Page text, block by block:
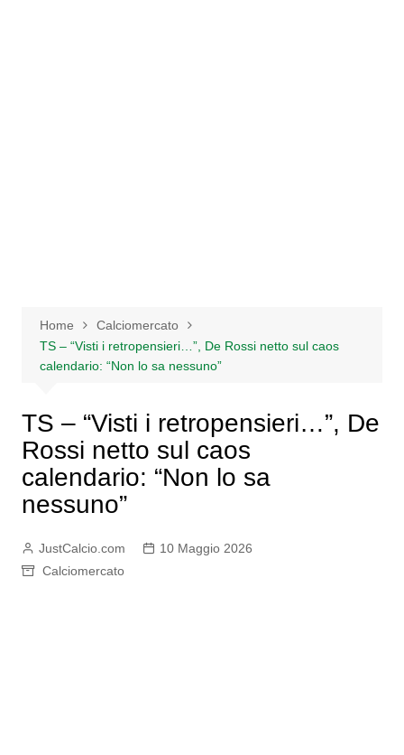
Home
Calciomercato
TS – “Visti i retropensieri…”, De Rossi netto sul caos
calendario: “Non lo sa nessuno”
TS – “Visti i retropensieri…”, De
Rossi netto sul caos
calendario: “Non lo sa
nessuno”
JustCalcio.com
10 Maggio 2026
Calciomercato